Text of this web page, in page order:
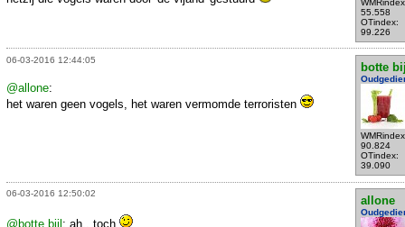
55.558
OTindex:
99.226
06-03-2016 12:44:05
botte
90.824
OTindex:
39.090
@allone:
het waren geen vogels, het waren vermomde terroristen
06-03-2016 12:50:02
allone
@botte bijl : ah.. toch